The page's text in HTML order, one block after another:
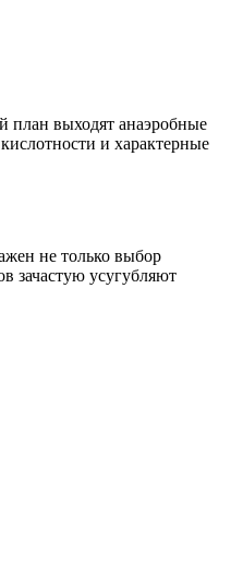
план выходят анаэробные
и характерные
не только выбор
зачастую усугубляют